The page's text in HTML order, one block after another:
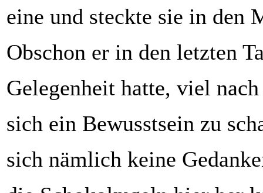
eine und steckte sie in den
Obschon er in den letzten
Gelegenheit hatte, viel
sich ein Bewusstsein zu
sich nämlich keine